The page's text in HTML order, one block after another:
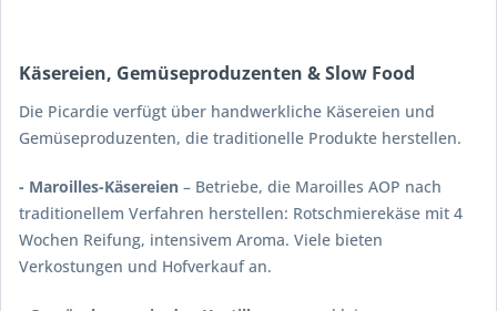
Käsereien, Gemüseproduzenten & Slow Food
Die Picardie verfügt über handwerkliche Käsereien und
Gemüseproduzenten, die traditionelle Produkte herstellen.
- Maroilles-Käsereien – Betriebe, die Maroilles AOP nach
traditionellem Verfahren herstellen: Rotschmierekäse mit 4
Wochen Reifung, intensivem Aroma. Viele bieten
Verkostungen und Hofverkauf an.